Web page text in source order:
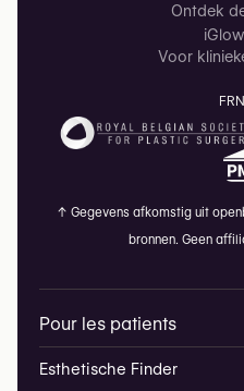
Ontdek
Voor
FR
↑ Gegevens afkomstig uit
bronnen. Geen
Pour les patients
Esthetische Finder